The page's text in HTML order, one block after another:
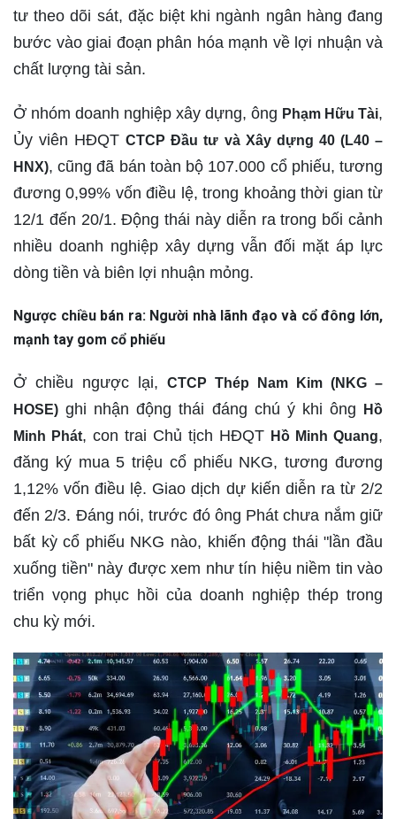
tư theo dõi sát, đặc biệt khi ngành ngân hàng đang
bước vào giai đoạn phân hóa mạnh về lợi nhuận và
chất lượng tài sản.
Ở nhóm doanh nghiệp xây dựng, ông Phạm Hữu Tài,
Ủy viên HĐQTCTCP Đầu tư và Xây dựng 40 (L40 –
HNX), cũng đã bán toàn bộ 107.000 cổ phiếu, tương
đương 0,99% vốn điều lệ, trong khoảng thời gian từ
12/1 đến 20/1. Động thái này diễn ra trong bối cảnh
nhiều doanh nghiệp xây dựng vẫn đối mặt áp lực
dòng tiền và biên lợi nhuận mỏng.
Ngược chiều bán ra: Người nhà lãnh đạo và cổ đông lớn,
mạnh tay gom cổ phiếu
Ở chiều ngược lại, CTCP Thép Nam Kim (NKG –
HOSE) ghi nhận động thái đáng chú ý khi ông
Hồ
Minh Phát, con trai Chủ tịch HĐQT Hồ Minh Quang,
đăng ký mua 5 triệu cổ phiếu NKG, tương đương
1,12% vốn điều lệ. Giao dịch dự kiến diễn ra từ 2/2
đến 2/3. Đáng nói, trước đó ông Phát chưa nắm giữ
bất kỳ cổ phiếu NKG nào, khiến động thái "lần đầu
xuống tiền" này được xem như tín hiệu niềm tin vào
triển vọng phục hồi của doanh nghiệp thép trong
chu kỳ mới.